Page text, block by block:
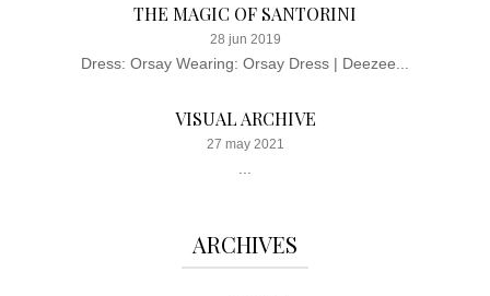
THE MAGIC OF SANTORINI
28 jun 2019
Dress: Orsay Wearing: Orsay Dress | Deezee...
VISUAL ARCHIVE
27 may 2021
ARCHIVES